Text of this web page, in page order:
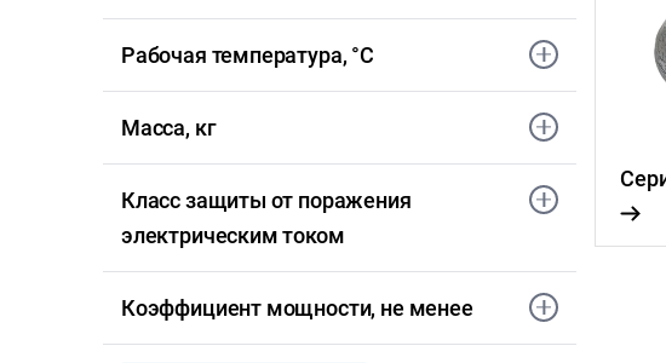
Рабочая температура, °С
Масса, кг
Класс защиты от поражения
электрическим током
Коэффициент мощности, не менее